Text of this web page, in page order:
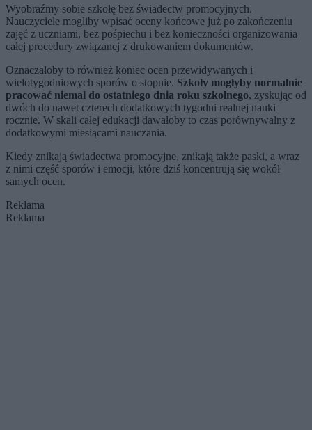
Wyobraźmy sobie szkołę bez świadectw promocyjnych.
Nauczyciele mogliby wpisać oceny końcowe już po zakończeniu
zajęć z uczniami, bez pośpiechu i bez konieczności organizowania
całej procedury związanej z drukowaniem dokumentów.
Oznaczałoby to również koniec ocen przewidywanych i
wielotygodniowych sporów o stopnie. Szkoły mogłyby normalnie
pracować niemal do ostatniego dnia roku szkolnego, zyskując od
dwóch do nawet czterech dodatkowych tygodni realnej nauki
rocznie. W skali całej edukacji dawałoby to czas porównywalny z
dodatkowymi miesiącami nauczania.
Kiedy znikają świadectwa promocyjne, znikają także paski, a wraz
z nimi część sporów i emocji, które dziś koncentrują się wokół
samych ocen.
Reklama
Reklama